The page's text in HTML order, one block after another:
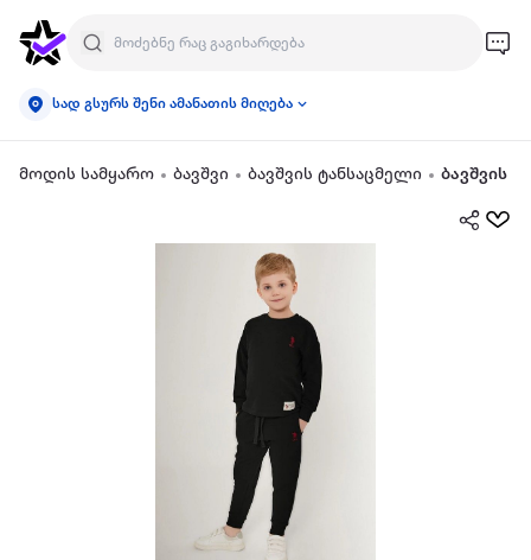
სად გსურს შენი ამანათის მიღება
მოდის სამყარო ბავშვი ბავშვის ტანსაცმელი ბავშვის